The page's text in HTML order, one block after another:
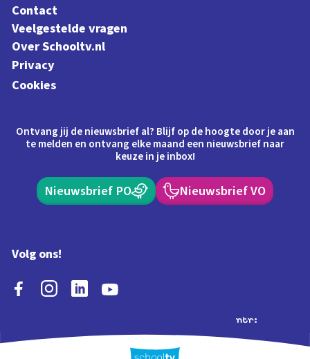
Contact
Veelgestelde vragen
Over Schooltv.nl
Privacy
Cookies
Ontvang jij de nieuwsbrief al? Blijf op de hoogte door je aan
te melden en ontvang elke maand een nieuwsbrief naar
keuze in je inbox!
Nieuwsbrief PO Nieuwsbrief VO
Volg ons!